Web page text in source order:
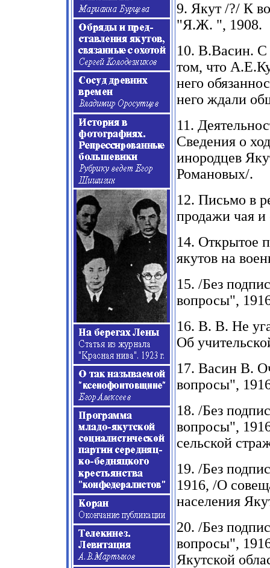
9. Якут/?/ К
"Я.Ж. ", 1908.
10. В.Васин. С
том, что
него
него ждали
11.
Сведения о
инородцев
Романовых/.
12. Письмо в
продажи чая и
14. Открытое
якутов на
15. /Без
вопросы",
16. В. В. Не
Об
17. Васин В.
вопросы",
18. /Без
вопросы",
сельской
19. /Без
1916, /О
населения
20. /Без
вопросы",
Якутской